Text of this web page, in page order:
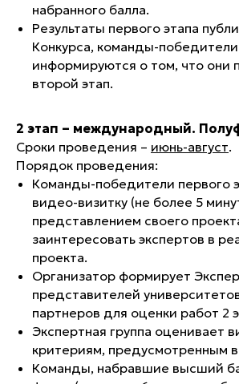
набранного балла.
Результаты первого этапа
Конкурса, команды-победители
информируются о том, что они
второй этап.
2 этап – международный.
Сроки проведения – июнь-август.
Порядок проведения:
Команды-победители первого
видео-визитку (не более 5
представлением своего
заинтересовать экспертов в
проекта.
Организатор формирует
представителей
партнеров для оценки работ 2
Экспертная группа оценивает
критериям, предусмотренным
Команды, набравшие высший